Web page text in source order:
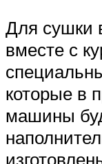
Для сушки
вместе с
которые в
машины